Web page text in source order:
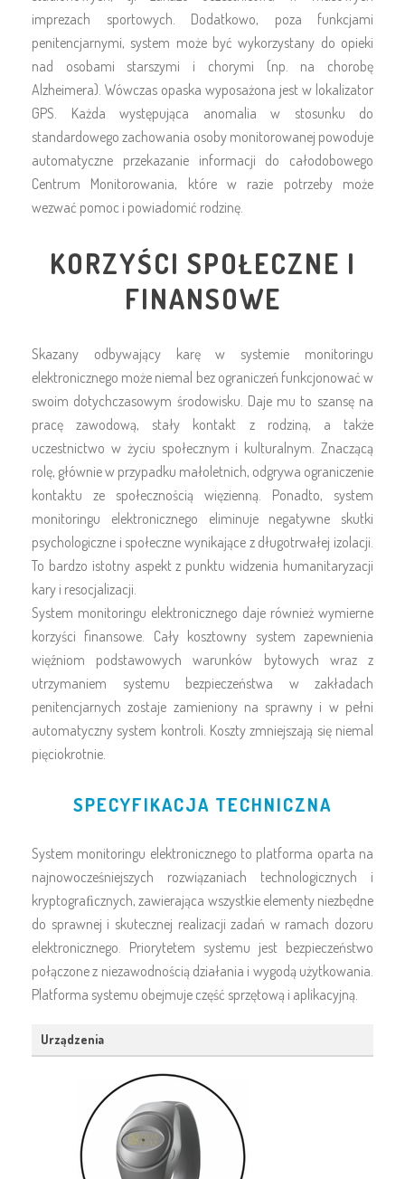
imprezach sportowych. Dodatkowo, poza funkcjami
penitencjarnymi, system może być wykorzystany do opieki
nad osobami starszymi i chorymi (np. na chorobę
Alzheimera). Wówczas opaska wyposażona jest w lokalizator
GPS. Każda występująca anomalia w stosunku do
standardowego zachowania osoby monitorowanej powoduje
automatyczne przekazanie informacji do całodobowego
Centrum Monitorowania, które w razie potrzeby może
wezwać pomoc i powiadomić rodzinę.
KORZYŚCI SPOŁECZNE I
FINANSOWE
Skazany odbywający karę w systemie monitoringu
elektronicznego może niemal bez ograniczeń funkcjonować w
swoim dotychczasowym środowisku. Daje mu to szansę na
pracę zawodową, stały kontakt z rodziną, a także
uczestnictwo w życiu społecznym i kulturalnym. Znaczącą
rolę, głównie w przypadku małoletnich, odgrywa ograniczenie
kontaktu ze społecznością więzienną. Ponadto, system
monitoringu elektronicznego eliminuje negatywne skutki
psychologiczne i społeczne wynikające z długotrwałej izolacji.
To bardzo istotny aspekt z punktu widzenia humanitaryzacji
kary i resocjalizacji.
System monitoringu elektronicznego daje również wymierne
korzyści finansowe. Cały kosztowny system zapewnienia
więźniom podstawowych warunków bytowych wraz z
utrzymaniem systemu bezpieczeństwa w zakładach
penitencjarnych zostaje zamieniony na sprawny i w pełni
automatyczny system kontroli. Koszty zmniejszają się niemal
pięciokrotnie.
SPECYFIKACJA TECHNICZNA
System monitoringu elektronicznego to platforma oparta na
najnowocześniejszych rozwiązaniach technologicznych i
kryptograﬁcznych, zawierająca wszystkie elementy niezbędne
do sprawnej i skutecznej realizacji zadań w ramach dozoru
elektronicznego. Priorytetem systemu jest bezpieczeństwo
połączone z niezawodnością działania i wygodą użytkowania.
Platforma systemu obejmuje część sprzętową i aplikacyjną.
Urządzenia